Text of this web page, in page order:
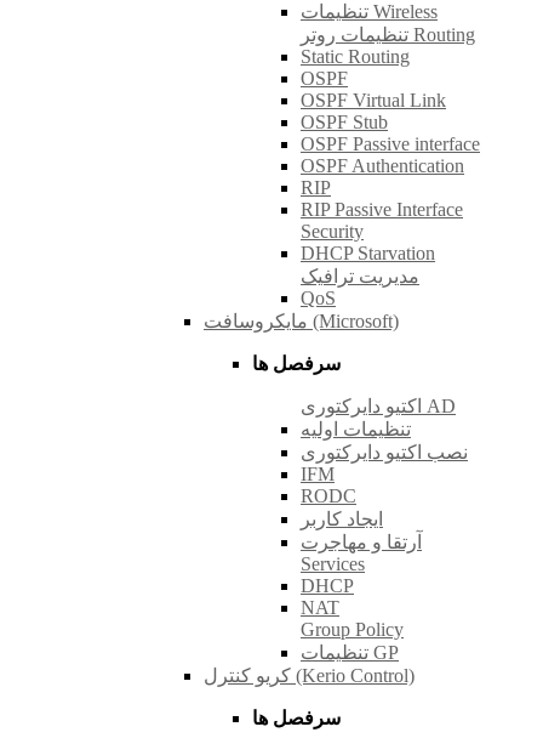
تنظیمات Wireless
تنظیمات روتر Routing
Static Routing
OSPF
OSPF Virtual Link
OSPF Stub
OSPF Passive interface
OSPF Authentication
RIP
RIP Passive Interface
Security
DHCP Starvation
مدیریت ترافیک
QoS
مایکروسافت (Microsoft)
سرفصل ها
اکتیو دایرکتوری AD
تنظیمات اولیه
نصب اکتیو دایرکتوری
IFM
RODC
ایجاد کاربر
آرتقا و مهاجرت
Services
DHCP
NAT
Group Policy
تنظیمات GP
کریو کنترل (Kerio Control)
سرفصل ها